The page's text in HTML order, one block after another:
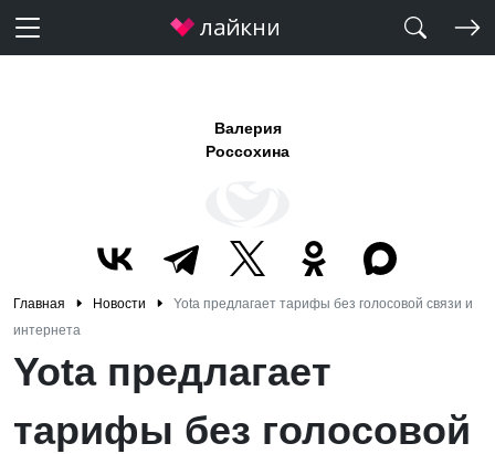
Валерия
Россохина
Главная Новости
Yota предлагает тарифы без голосовой связи и
интернета
Yota предлагает
тарифы без голосовой